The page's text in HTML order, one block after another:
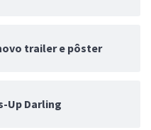
trailer e pôster
Up Darling